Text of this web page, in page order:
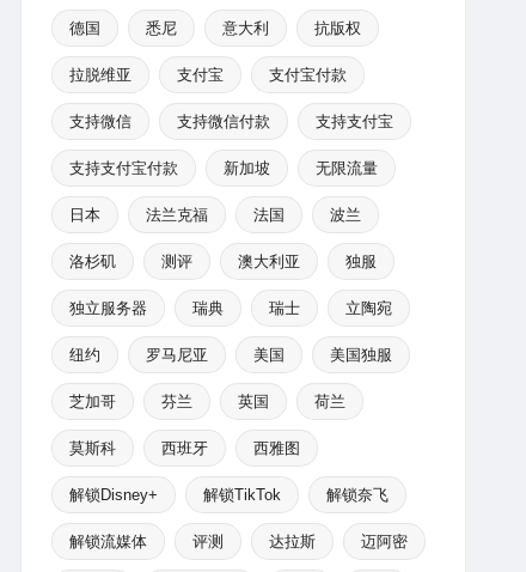
德国 悉尼 意大利 抗版权
拉脱维亚 支付宝 支付宝付款
支持微信 支持微信付款 支持支付宝
支持支付宝付款 新加坡 无限流量
日本 法兰克福 法国 波兰
洛杉矶 测评 澳大利亚 独服
独立服务器 瑞典 瑞士 立陶宛
纽约 罗马尼亚 美国 美国独服
芝加哥 芬兰 英国 荷兰
莫斯科 西班牙 西雅图
解锁Disney+ 解锁TikTok 解锁奈飞
解锁流媒体 评测 达拉斯 迈阿密